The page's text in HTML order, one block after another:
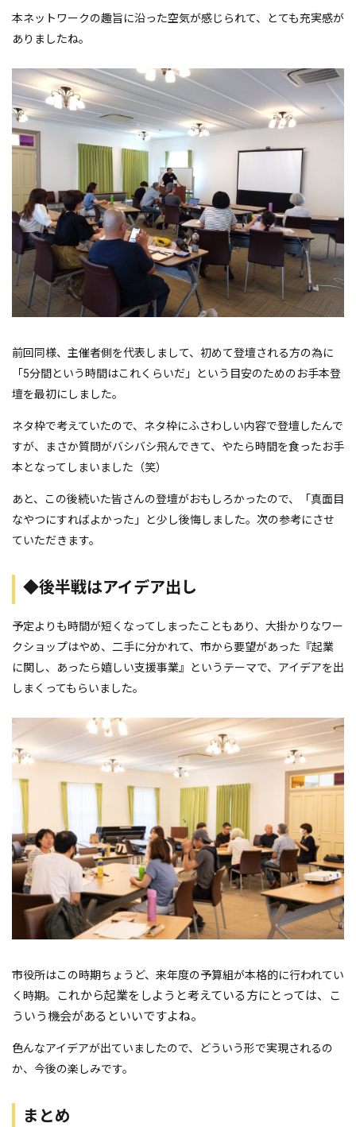
本ネットワークの趣旨に沿った空気が感じられて、とても充実感が
ありましたね。
前回同様、主催者側を代表しまして、初めて登壇される方の為に
「5分間という時間はこれくらいだ」という目安のためのお手本登
壇を最初にしました。
ネタ枠で考えていたので、ネタ枠にふさわしい内容で登壇したんで
すが、まさか質問がバシバシ飛んできて、やたら時間を食ったお手
本となってしまいました（笑）
あと、この後続いた皆さんの登壇がおもしろかったので、「真面目
なやつにすればよかった」と少し後悔しました。次の参考にさせ
ていただきます。
◆後半戦はアイデア出し
予定よりも時間が短くなってしまったこともあり、大掛かりなワー
クショップはやめ、二手に分かれて、市から要望があった『起業
に関し、あったら嬉しい支援事業』というテーマで、アイデアを出
しまくってもらいました。
市役所はこの時期ちょうど、来年度の予算組が本格的に行われてい
く時期。
これから起業をしようと考えている方にとっては、こ
ういう機会があるといいですよね。
色んなアイデアが出ていましたので、どういう形で実現されるの
か、今後の楽しみです。
まとめ